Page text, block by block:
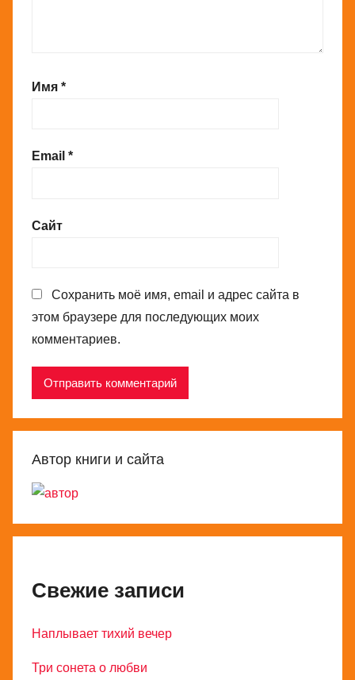
Имя *
Email *
Сайт
Сохранить моё имя, email и адрес сайта в
этом браузере для последующих моих
комментариев.
Автор книги и сайта
Свежие записи
Наплывает тихий вечер
Три сонета о любви